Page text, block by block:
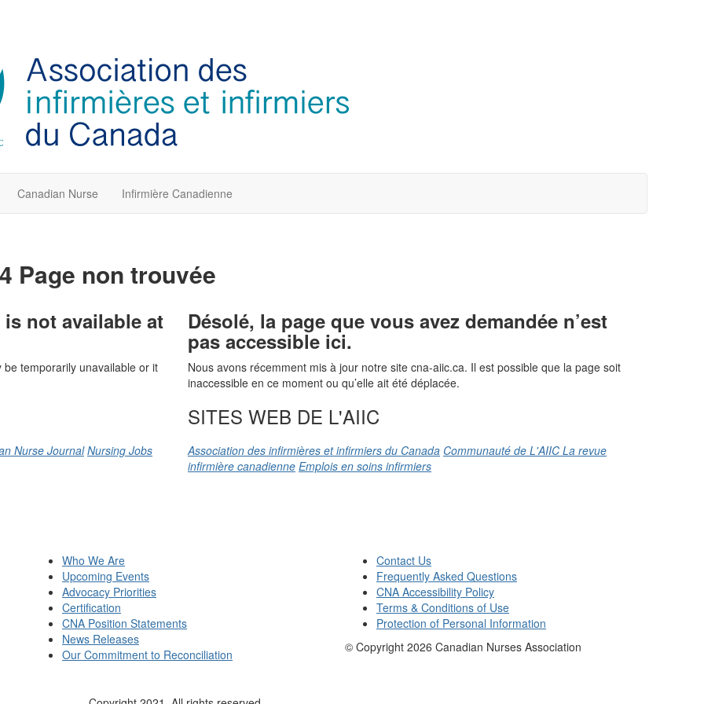
Canadian Nurse Infirmière Canadienne
Page non trouvée
not available at
temporarily unavailable or it
Nurse Journal Nursing Jobs
Désolé, la page que vous avez demandée n’est
pas accessible ici.
Nous avons récemment mis à jour notre site cna-aiic.ca. Il est possible que la page soit
inaccessible en ce moment ou qu’elle ait été déplacée.
SITES WEB DE L'AIIC
Association des infirmières et infirmiers du Canada Communauté de L'AIIC La revue
infirmière canadienne Emplois en soins infirmiers
Who We Are
Upcoming Events
Advocacy Priorities
Certification
CNA Position Statements
News Releases
Our Commitment to Reconciliation
Contact Us
Frequently Asked Questions
CNA Accessibility Policy
Terms & Conditions of Use
Protection of Personal Information
© Copyright 2026 Canadian Nurses Association